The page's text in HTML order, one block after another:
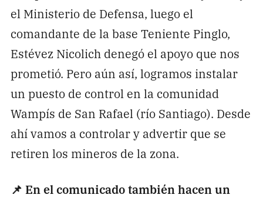
el Ministerio de Defensa, luego el
comandante de la base Teniente Pinglo,
Estévez Nicolich denegó el apoyo que nos
prometió. Pero aún así, logramos instalar
un puesto de control en la comunidad
Wampís de San Rafael (río Santiago). Desde
ahí vamos a controlar y advertir que se
retiren los mineros de la zona.
📌 En el comunicado también hacen un